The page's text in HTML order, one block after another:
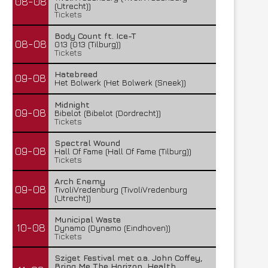
(Utrecht))
Tickets
08-08
Body Count ft. Ice-T
013 (013 (Tilburg))
Tickets
09-08
Hatebreed
Het Bolwerk (Het Bolwerk (Sneek))
09-08
Midnight
Bibelot (Bibelot (Dordrecht))
Tickets
09-08
Spectral Wound
Hall Of Fame (Hall Of Fame (Tilburg))
Tickets
09-08
Arch Enemy
TivoliVredenburg (TivoliVredenburg
(Utrecht))
10-08
Municipal Waste
Dynamo (Dynamo (Eindhoven))
Tickets
Sziget Festival met o.a. John Coffey,
Bring Me The Horizon, Health